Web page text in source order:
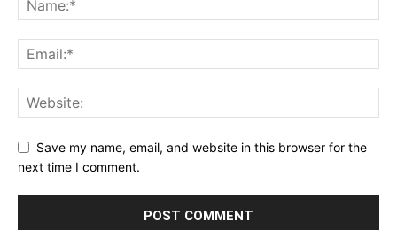
Save my name, email, and website in this browser for the
next time I comment.